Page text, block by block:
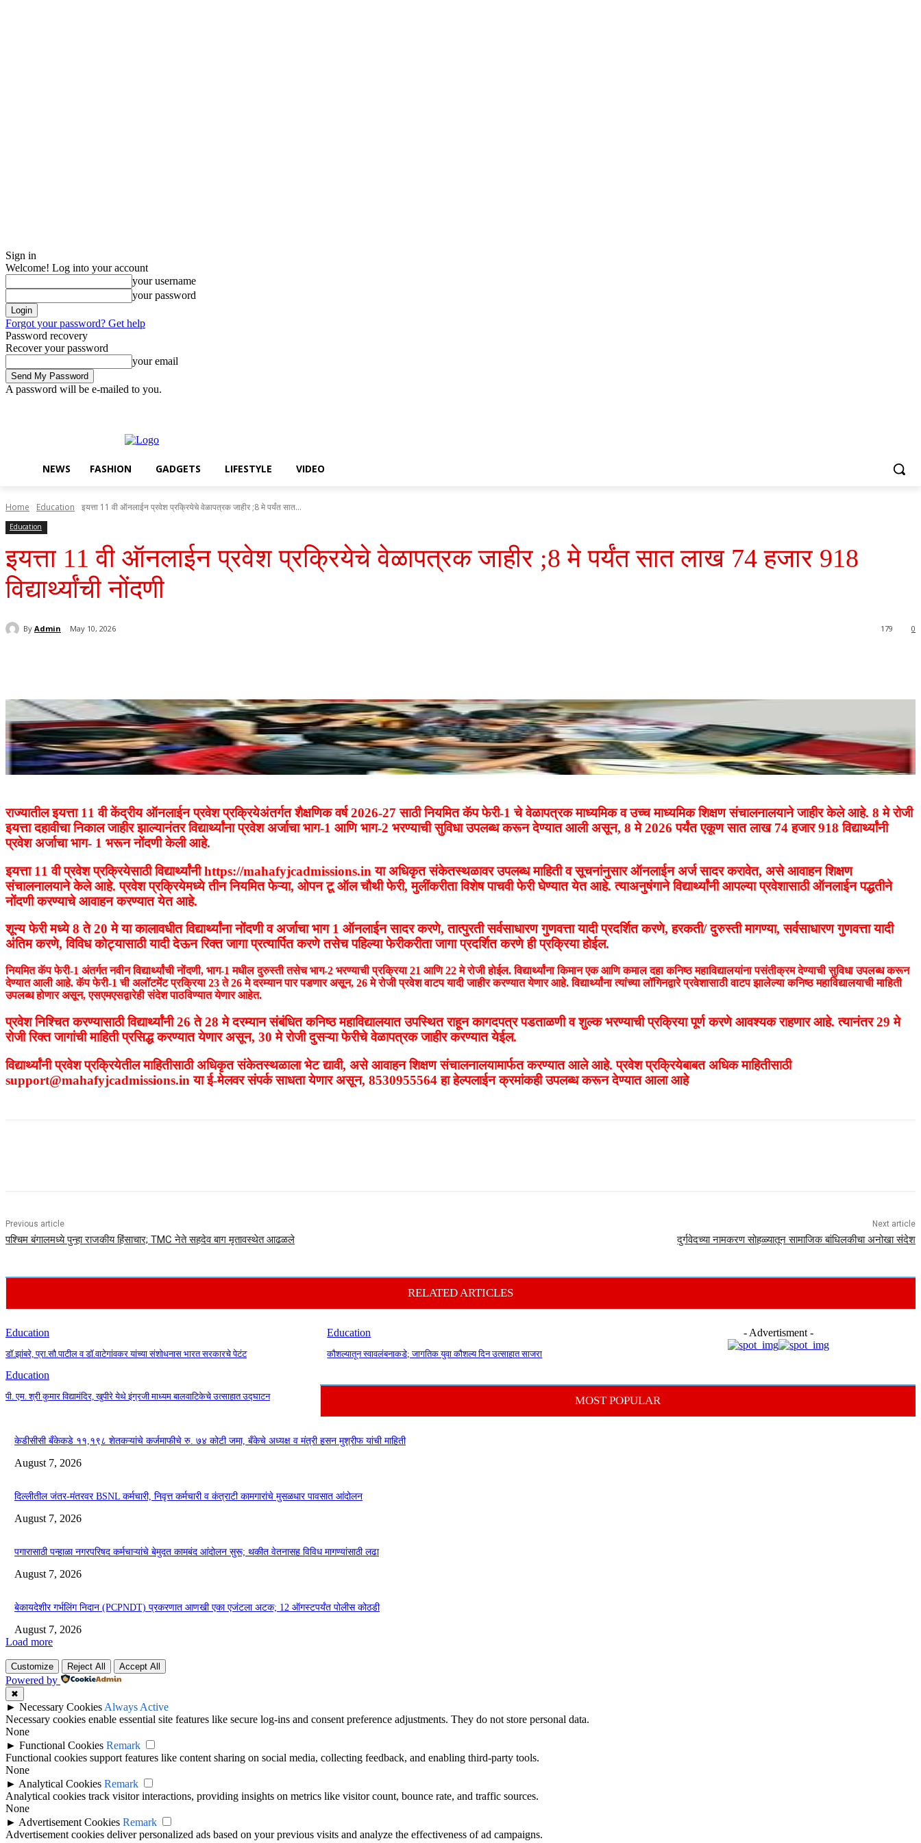
Sign in
Welcome! Log into your account
your username
your password
Forgot your password? Get help
Password recovery
Recover your password
your email
A password will be e-mailed to you.
NEWS FASHION GADGETS LIFESTYLE VIDEO
Home Education इयत्ता 11 वी ऑनलाईन प्रवेश प्रक्रियेचे वेळापत्रक जाहीर ;8 मे पर्यंत सात...
Education
इयत्ता 11 वी ऑनलाईन प्रवेश प्रक्रियेचे वेळापत्रक जाहीर ;8 मे पर्यंत सात लाख 74 हजार 918
विद्यार्थ्यांची नोंदणी
By Admin May 10, 2026 0
179
राज्यातील इयत्ता 11 वी केंद्रीय ऑनलाईन प्रवेश प्रक्रियेअंतर्गत शैक्षणिक वर्ष 2026-27 साठी नियमित कॅप फेरी-1 चे वेळापत्रक माध्यमिक व उच्च माध्यमिक शिक्षण संचालनालयाने जाहीर केले आहे. 8 मे रोजी
इयत्ता दहावीचा निकाल जाहीर झाल्यानंतर विद्यार्थ्यांना प्रवेश अर्जाचा भाग-1 आणि भाग-2 भरण्याची सुविधा उपलब्ध करून देण्यात आली असून, 8 मे 2026 पर्यंत एकूण सात लाख 74 हजार 918 विद्यार्थ्यांनी
प्रवेश अर्जाचा भाग- 1 भरून नोंदणी केली आहे.
इयत्ता 11 वी प्रवेश प्रक्रियेसाठी विद्यार्थ्यांनी https://mahafyjcadmissions.in या अधिकृत संकेतस्थळावर उपलब्ध माहिती व सूचनांनुसार ऑनलाईन अर्ज सादर करावेत, असे आवाहन शिक्षण
संचालनालयाने केले आहे. प्रवेश प्रक्रियेमध्ये तीन नियमित फेऱ्या, ओपन टू ऑल चौथी फेरी, मुलींकरीता विशेष पाचवी फेरी घेण्यात येत आहे. त्याअनुषंगाने विद्यार्थ्यांनी आपल्या प्रवेशासाठी ऑनलाईन पद्धतीने
नोंदणी करण्याचे आवाहन करण्यात येत आहे.
शून्य फेरी मध्ये 8 ते 20 मे या कालावधीत विद्यार्थ्यांना नोंदणी व अर्जाचा भाग 1 ऑनलाईन सादर करणे, तात्पुरती सर्वसाधारण गुणवत्ता यादी प्रदर्शित करणे, हरकती/ दुरुस्ती मागण्या, सर्वसाधारण गुणवत्ता यादी
अंतिम करणे, विविध कोट्यासाठी यादी देऊन रिक्त जागा प्रत्यार्पित करणे तसेच पहिल्या फेरीकरीता जागा प्रदर्शित करणे ही प्रक्रिया होईल.
नियमित कॅप फेरी-1 अंतर्गत नवीन विद्यार्थ्यांची नोंदणी, भाग-1 मधील दुरुस्ती तसेच भाग-2 भरण्याची प्रक्रिया 21 आणि 22 मे रोजी होईल. विद्यार्थ्यांना किमान एक आणि कमाल दहा कनिष्ठ महाविद्यालयांना पसंतीक्रम देण्याची सुविधा उपलब्ध करून
देण्यात आली आहे. कॅप फेरी-1 ची अलॉटमेंट प्रक्रिया 23 ते 26 मे दरम्यान पार पडणार असून, 26 मे रोजी प्रवेश वाटप यादी जाहीर करण्यात येणार आहे. विद्यार्थ्यांना त्यांच्या लॉगिनद्वारे प्रवेशासाठी वाटप झालेल्या कनिष्ठ महाविद्यालयाची माहिती
उपलब्ध होणार असून, एसएमएसद्वारेही संदेश पाठविण्यात येणार आहेत.
प्रवेश निश्चित करण्यासाठी विद्यार्थ्यांनी 26 ते 28 मे दरम्यान संबंधित कनिष्ठ महाविद्यालयात उपस्थित राहून कागदपत्र पडताळणी व शुल्क भरण्याची प्रक्रिया पूर्ण करणे आवश्यक राहणार आहे. त्यानंतर 29 मे
रोजी रिक्त जागांची माहिती प्रसिद्ध करण्यात येणार असून, 30 मे रोजी दुसऱ्या फेरीचे वेळापत्रक जाहीर करण्यात येईल.
विद्यार्थ्यांनी प्रवेश प्रक्रियेतील माहितीसाठी अधिकृत संकेतस्थळाला भेट द्यावी, असे आवाहन शिक्षण संचालनालयामार्फत करण्यात आले आहे. प्रवेश प्रक्रियेबाबत अधिक माहितीसाठी
support@mahafyjcadmissions.in या ई-मेलवर संपर्क साधता येणार असून, 8530955564 हा हेल्पलाईन क्रमांकही उपलब्ध करून देण्यात आला आहे
Previous article
पश्चिम बंगालमध्ये पुन्हा राजकीय हिंसाचार; TMC नेते सहदेव बाग मृतावस्थेत आढळले
Next article
दुर्गवेदच्या नामकरण सोहळ्यातून सामाजिक बांधिलकीचा अनोखा संदेश
RELATED ARTICLES
Education
डॉ.झांबरे, प्रा.सौ.पाटील व डॉ.वाटेगांवकर यांच्या संशोधनास भारत सरकारचे पेटंट
Education
कौशल्यातून स्वावलंबनाकडे; जागतिक युवा कौशल्य दिन उत्साहात साजरा
Education
पी. एम. श्री कुमार विद्यामंदिर, खुपीरे येथे इंग्रजी माध्यम बालवाटिकेचे उत्साहात उद्घाटन
- Advertisment -
MOST POPULAR
केडीसीसी बँकेकडे ११,१९८ शेतकऱ्यांचे कर्जमाफीचे रु. ७४ कोटी जमा, बँकेचे अध्यक्ष व मंत्री हसन मुश्रीफ यांची माहिती
August 7, 2026
दिल्लीतील जंतर-मंतरवर BSNL कर्मचारी, निवृत्त कर्मचारी व कंत्राटी कामगारांचे मुसळधार पावसात आंदोलन
August 7, 2026
पगारासाठी पन्हाळा नगरपरिषद कर्मचाऱ्यांचे बेमुदत कामबंद आंदोलन सुरू; थकीत वेतनासह विविध मागण्यांसाठी लढा
August 7, 2026
बेकायदेशीर गर्भलिंग निदान (PCPNDT) प्रकरणात आणखी एका एजंटला अटक; 12 ऑगस्टपर्यंत पोलीस कोठडी
August 7, 2026
Load more
Customize Reject All Accept All
Powered by
✖
► Necessary Cookies Always Active
Necessary cookies enable essential site features like secure log-ins and consent preference adjustments. They do not store personal data.
None
► Functional Cookies Remark
Functional cookies support features like content sharing on social media, collecting feedback, and enabling third-party tools.
None
► Analytical Cookies Remark
Analytical cookies track visitor interactions, providing insights on metrics like visitor count, bounce rate, and traffic sources.
None
► Advertisement Cookies Remark
Advertisement cookies deliver personalized ads based on your previous visits and analyze the effectiveness of ad campaigns.